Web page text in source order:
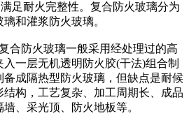
足耐火完整性。复合防火玻璃分为
和灌浆防火玻璃。
防火玻璃一般采用经处理过的高
一层无机透明防火胶(干法)组合制
备成隔热型防火玻璃，但缺点是耐候
构，工艺复杂、加工周期长、成品
、采光顶、防火地板等。